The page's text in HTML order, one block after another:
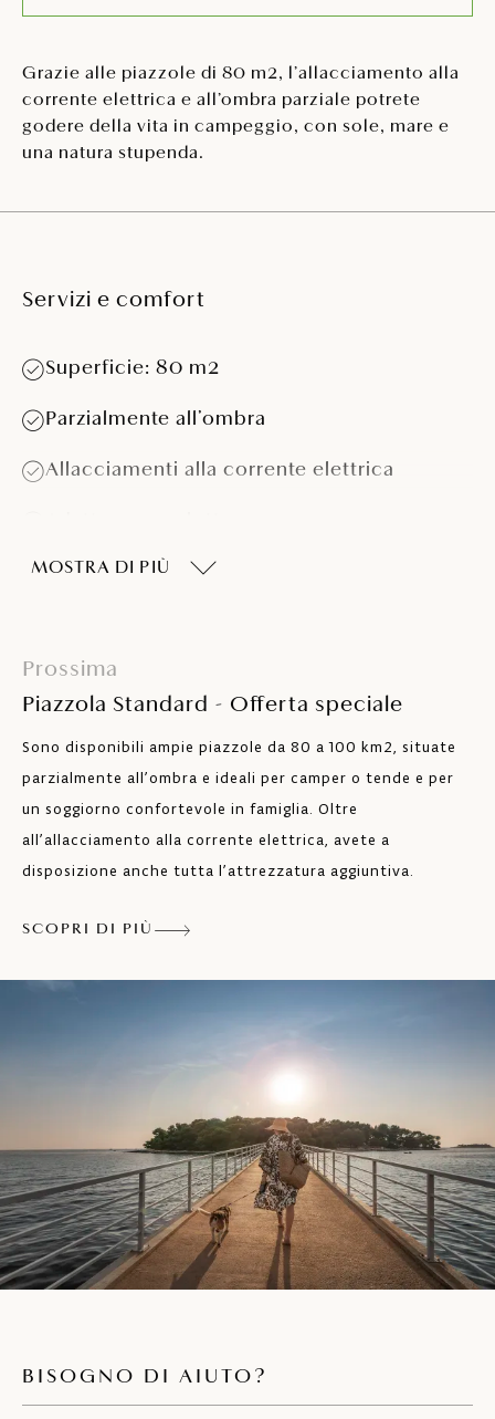
Grazie alle piazzole di 80 m2, l’allacciamento alla
corrente elettrica e all’ombra parziale potrete
godere della vita in campeggio, con sole, mare e
una natura stupenda.
Servizi e comfort
Superficie: 80 m2
Parzialmente all’ombra
Allacciamenti alla corrente elettrica
Adatta per camper >7,5 m e >4 t
MOSTRA DI PIÙ
Prossima
Piazzola Standard - Offerta speciale
Sono disponibili ampie piazzole da 80 a 100 km2, situate
parzialmente all’ombra e ideali per camper o tende e per
un soggiorno confortevole in famiglia. Oltre
all’allacciamento alla corrente elettrica, avete a
disposizione anche tutta l’attrezzatura aggiuntiva.
SCOPRI DI PIÙ
BISOGNO DI AIUTO?